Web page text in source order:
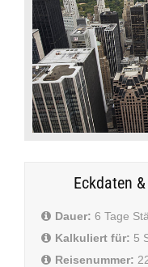
Eckdaten
Dauer: 6 Tage
Kalkuliert für: 5
Reisenummer: